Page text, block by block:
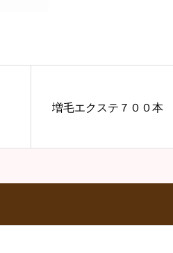
増毛エクステ７００本